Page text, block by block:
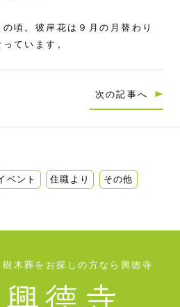
頃。彼岸花は９月の月替わり
ています。
次の記事へ
ベント 住職より その他
木葬をお探しの方なら興德寺